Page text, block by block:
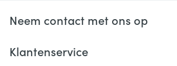
Neem contact met ons op
Klantenservice